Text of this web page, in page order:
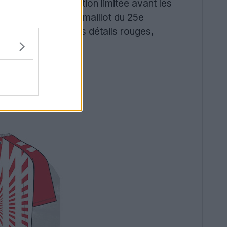
produit en édition limitée avant les
concepts du maillot du 25e
épuré avec des détails rouges,